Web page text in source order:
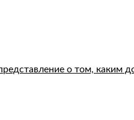
о том, каким